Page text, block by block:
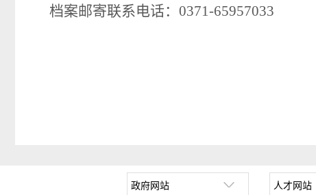
档案邮寄联系电话： 0371-65957033